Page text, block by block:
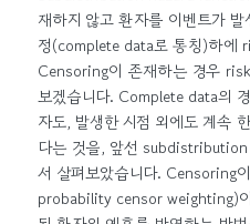
재하지 않고 환자를 이벤트가
정(complete data로 통칭)하에
Censoring이 존재하는 경우
보겠습니다. Complete data의
자도, 발생한 시점 외에도 계속
다는 것을, 앞선
서 살펴보았습니다. Censoring
probability censor weighting)